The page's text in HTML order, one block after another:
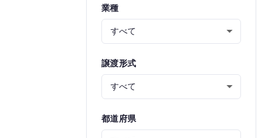
業種
譲渡形式
都道府県